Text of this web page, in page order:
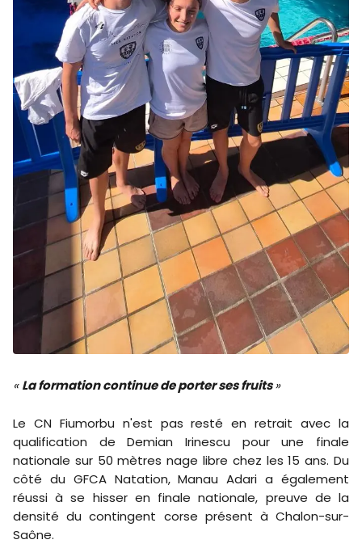
«La formation continue de porter ses fruits»
Le CN Fiumorbu n'est pas resté en retrait avec la
qualification de Demian Irinescu pour une finale
nationale sur 50 mètres nage libre chez les 15 ans. Du
côté du GFCA Natation, Manau Adari a également
réussi à se hisser en finale nationale, preuve de la
densité du contingent corse présent à Chalon-sur-
Saône.